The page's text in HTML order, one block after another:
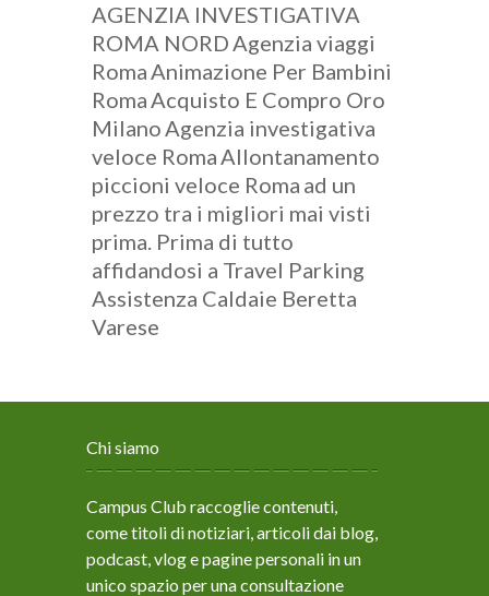
AGENZIA INVESTIGATIVA
ROMA NORDAgenzia viaggi
RomaAnimazione Per Bambini
RomaAcquisto E Compro Oro
MilanoAgenzia investigativa
veloce RomaAllontanamento
piccioni veloce Roma ad un
prezzo tra i migliori mai visti
prima. Prima di tutto
affidandosi a Travel Parking
Assistenza Caldaie Beretta
Varese
Chi siamo
Campus Club raccoglie contenuti,
come titoli di notiziari, articoli dai blog,
podcast, vlog e pagine personali in un
unico spazio per una consultazione